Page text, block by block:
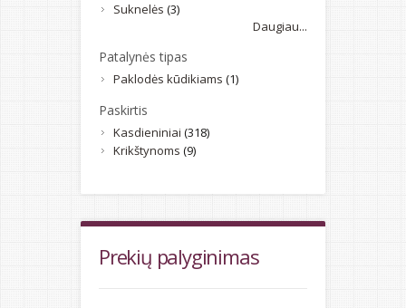
Suknelės (3)
Daugiau...
Patalynės tipas
Paklodės kūdikiams (1)
Paskirtis
Kasdieniniai (318)
Krikštynoms (9)
Prekių palyginimas